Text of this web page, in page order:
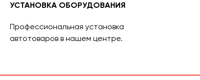
УСТАНОВКА ОБОРУДОВАНИЯ
Профессиональная установка
автотоваров в нашем центре.